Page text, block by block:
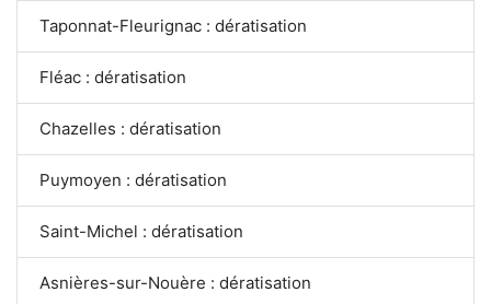
Taponnat-Fleurignac : dératisation
Fléac : dératisation
Chazelles : dératisation
Puymoyen : dératisation
Saint-Michel : dératisation
Asnières-sur-Nouère : dératisation